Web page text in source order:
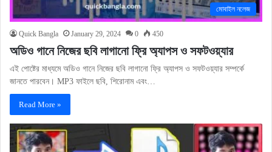
মোবাইল নলেজ
Quick Bangla January 29, 2024 0 450
অডিও গানে নিজের ছবি লাগানো ফ্রি অ্যাপস ও সফটওয়্যার
এই পোষ্টের মাধ্যমে অডিও গানে নিজের ছবি লাগানো ফ্রি অ্যাপস ও সফটওয়্যার সম্পর্কে
জানতে পারবেন। MP3 ফাইলে ছবি, শিরোনাম এবং…
Read More »